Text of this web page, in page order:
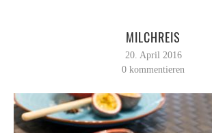
MILCHREIS
20. April 2016
0 kommentieren